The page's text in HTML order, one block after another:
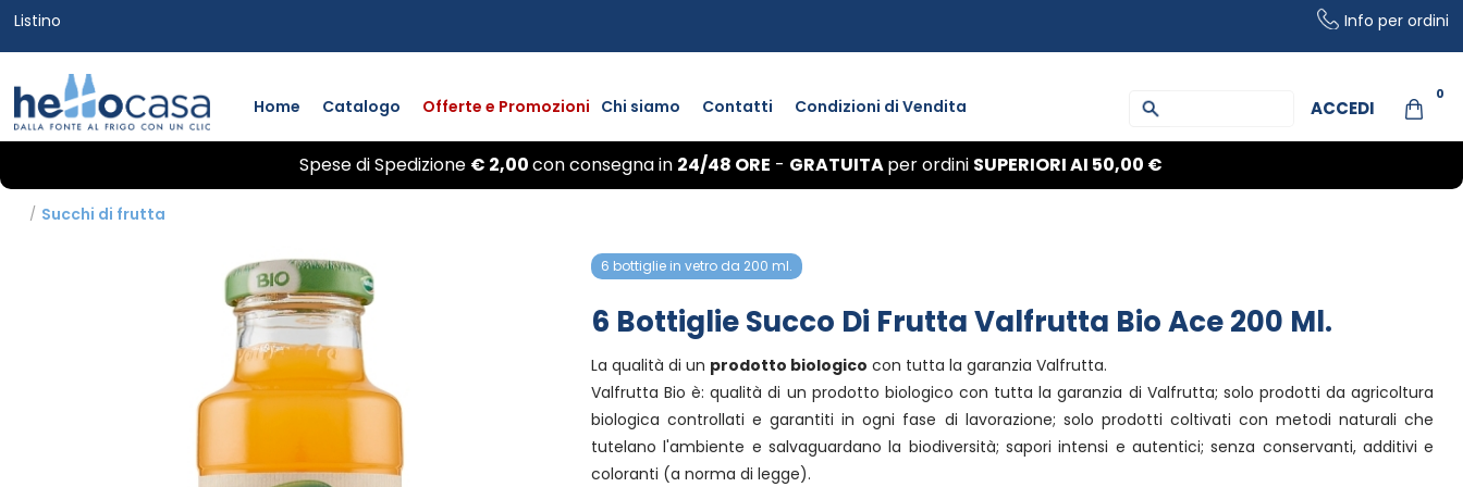
Listino Info per ordini
Home Catalogo Offerte e Promozioni Chi siamo Contatti Condizioni di Vendita
0
ACCEDI
Spese diSpedizione € 2,00conconsegnain 24/48 ORE - GRATUITAper ordini SUPERIORI AI 50,00 €
/ Succhi di frutta
6 bottiglie in vetro da 200 ml.
6 Bottiglie Succo Di Frutta Valfrutta Bio Ace 200 Ml.
La qualità di un prodotto biologico con tutta la garanzia Valfrutta.
Valfrutta Bio è: qualità di un prodotto biologico con tutta la garanzia di Valfrutta; solo prodotti da agricoltura
biologica controllati e garantiti in ogni fase di lavorazione; solo prodotti coltivati con metodi naturali che
tutelano l'ambiente e salvaguardano la biodiversità; sapori intensi e autentici; senza conservanti, additivi e
coloranti (a norma di legge).